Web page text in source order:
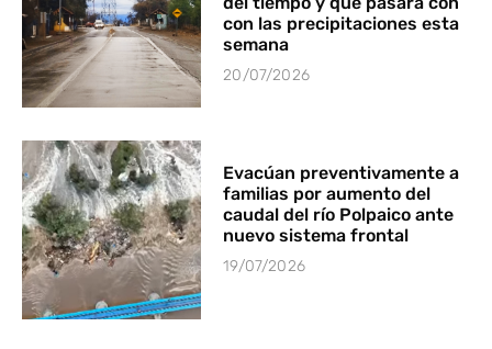
con las precipitaciones esta
semana
20/07/2026
Evacúan preventivamente a
familias por aumento del
caudal del río Polpaico ante
nuevo sistema frontal
19/07/2026